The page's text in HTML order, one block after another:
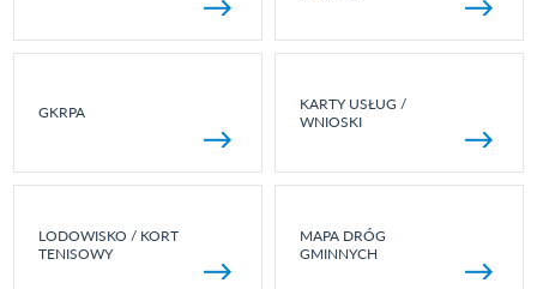
GKRPA
KARTY USŁUG /
WNIOSKI
LODOWISKO / KORT
TENISOWY
MAPA DRÓG
GMINNYCH